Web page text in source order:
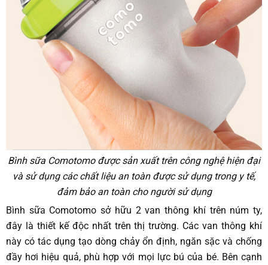
Bình sữa Comotomo được sản xuất trên công nghệ hiện đại
và sử dụng các chất liệu an toàn được sử dụng trong y tế,
đảm bảo an toàn cho người sử dụng
Bình sữa Comotomo sở hữu 2 van thông khí trên núm ty,
đây là thiết kế độc nhất trên thị trường. Các van thông khí
này có tác dụng tạo dòng chảy ổn định, ngăn sặc và chống
đầy hơi hiệu quả, phù hợp với mọi lực bú của bé. Bên cạnh